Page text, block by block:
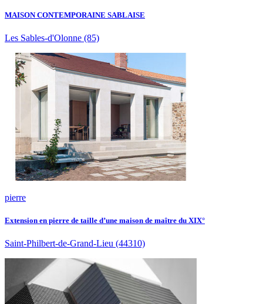
MAISON CONTEMPORAINE SABLAISE
Les Sables-d'Olonne (85)
pierre
Extension en pierre de taille d’une maison de maître du XIX°
Saint-Philbert-de-Grand-Lieu (44310)